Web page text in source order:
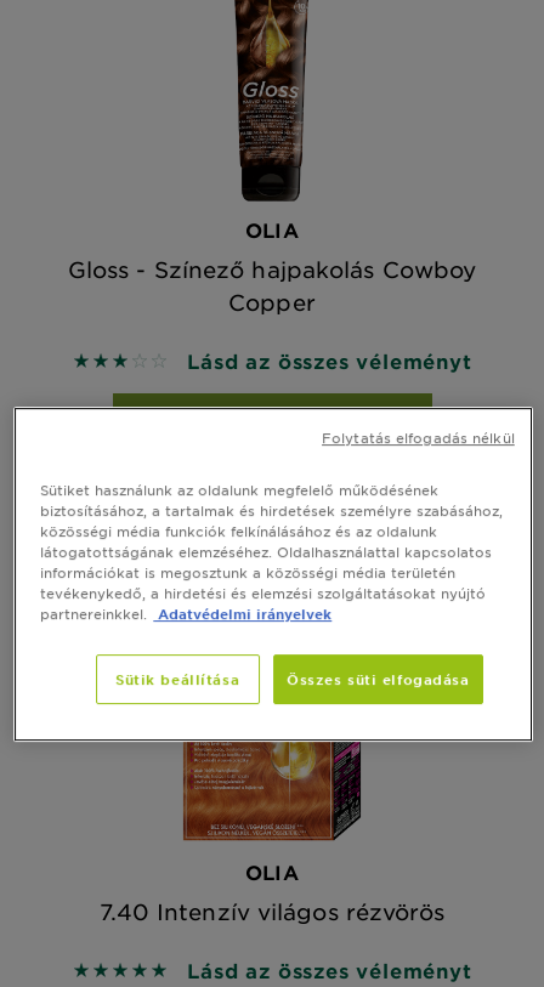
OLIA
Gloss - Színező hajpakolás Cowboy
Copper
3 out of 5 stars based on reviews
Lásd az összes véleményt
PRÓBÁLJA KI
OLIA
7.40 Intenzív világos rézvörös
5 out of 5 stars based on reviews
Lásd az összes véleményt
Sütiket használunk az oldalunk megfelelő működésének
biztosításához, a tartalmak és hirdetések személyre szabásához,
közösségi média funkciók felkínálásához és az oldalunk
látogatottságának elemzéséhez. Oldalhasználattal kapcsolatos
információkat is megosztunk a közösségi média területén
tevékenykedő, a hirdetési és elemzési szolgáltatásokat nyújtó
partnereinkkel.
Adatvédelmi irányelvek
Sütik beállítása Összes süti elfogadása
Folytatás elfogadás nélkül